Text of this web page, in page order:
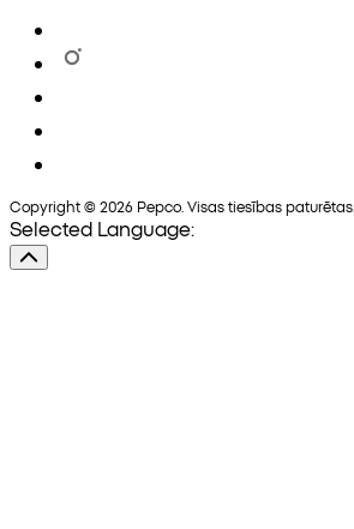
Copyright © 2026 Pepco. Visas tiesības paturētas.
Selected Language: